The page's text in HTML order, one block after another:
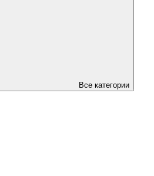
Все категории